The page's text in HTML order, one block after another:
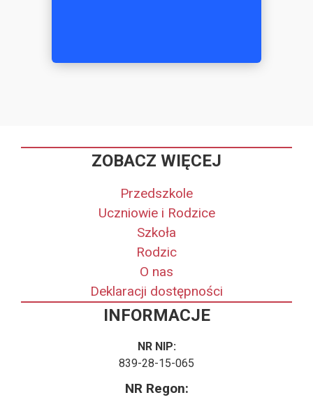
ZOBACZ WIĘCEJ
Przedszkole
Uczniowie i Rodzice
Szkoła
Rodzic
O nas
Deklaracji dostępności
INFORMACJE
NR NIP:
839-28-15-065
NR Regon: